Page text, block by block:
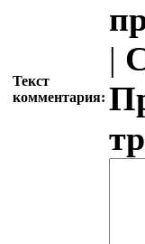
Текст
комментария:
|